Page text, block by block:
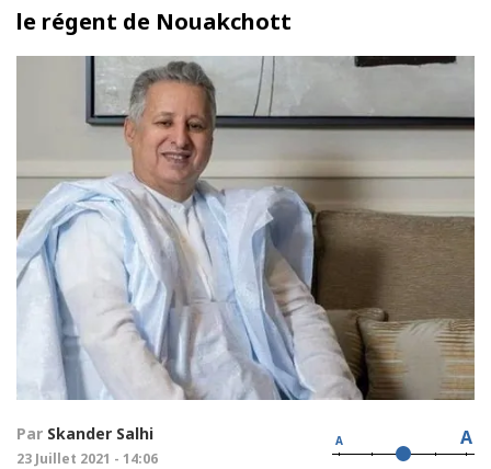
le régent de Nouakchott
Par Skander Salhi
23 Juillet 2021 - 14:06
A A